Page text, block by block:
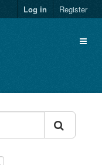
Log in Register